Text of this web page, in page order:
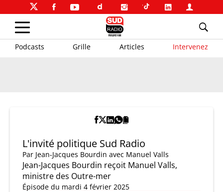
Podcasts Grille Articles Intervenez
L'invité politique Sud Radio
Par Jean-Jacques Bourdin avec Manuel Valls
Jean-Jacques Bourdin reçoit Manuel Valls,
ministre des Outre-mer
Épisode du mardi 4 février 2025